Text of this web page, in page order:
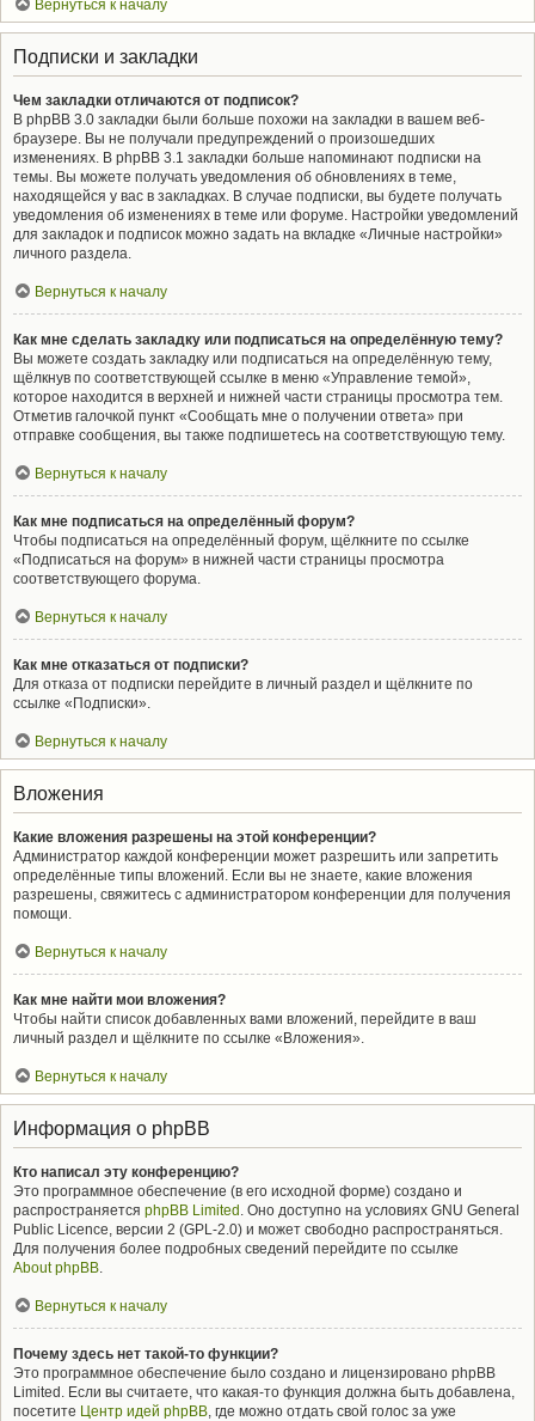
Вернуться к началу
Подписки и закладки
Чем закладки отличаются от подписок?
В phpBB 3.0 закладки были больше похожи на закладки в вашем веб-
браузере. Вы не получали предупреждений о произошедших
изменениях. В phpBB 3.1 закладки больше напоминают подписки на
темы. Вы можете получать уведомления об обновлениях в теме,
находящейся у вас в закладках. В случае подписки, вы будете получать
уведомления об изменениях в теме или форуме. Настройки уведомлений
для закладок и подписок можно задать на вкладке «Личные настройки»
личного раздела.
Вернуться к началу
Как мне сделать закладку или подписаться на определённую тему?
Вы можете создать закладку или подписаться на определённую тему,
щёлкнув по соответствующей ссылке в меню «Управление темой»,
которое находится в верхней и нижней части страницы просмотра тем.
Отметив галочкой пункт «Сообщать мне о получении ответа» при
отправке сообщения, вы также подпишетесь на соответствующую тему.
Вернуться к началу
Как мне подписаться на определённый форум?
Чтобы подписаться на определённый форум, щёлкните по ссылке
«Подписаться на форум» в нижней части страницы просмотра
соответствующего форума.
Вернуться к началу
Как мне отказаться от подписки?
Для отказа от подписки перейдите в личный раздел и щёлкните по
ссылке «Подписки».
Вернуться к началу
Вложения
Какие вложения разрешены на этой конференции?
Администратор каждой конференции может разрешить или запретить
определённые типы вложений. Если вы не знаете, какие вложения
разрешены, свяжитесь с администратором конференции для получения
помощи.
Вернуться к началу
Как мне найти мои вложения?
Чтобы найти список добавленных вами вложений, перейдите в ваш
личный раздел и щёлкните по ссылке «Вложения».
Вернуться к началу
Информация о phpBB
Кто написал эту конференцию?
Это программное обеспечение (в его исходной форме) создано и
распространяется phpBB Limited . Оно доступно на условиях GNU General
Public Licence, версии 2 (GPL-2.0) и может свободно распространяться.
Для получения более подробных сведений перейдите по ссылке
About phpBB.
Вернуться к началу
Почему здесь нет такой-то функции?
Это программное обеспечение было создано и лицензировано phpBB
Limited. Если вы считаете, что какая-то функция должна быть добавлена,
посетите Центр идей phpBB, где можно отдать свой голос за уже